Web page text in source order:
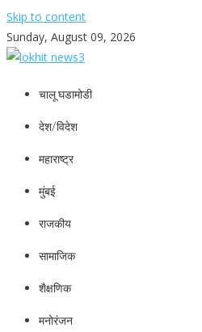
Skip to content
Sunday, August 09, 2026
lokhit news3
lokhit news 3
चालू घडामोडी
देश/विदेश
महाराष्ट्र
मुंबई
राजकीय
सामाजिक
शैक्षणिक
मनोरंजन